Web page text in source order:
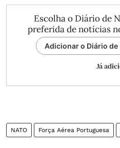
Escolha o Diário de
preferida de notícias
Adicionar o Diário
Já
NATO Força Aérea Portuguesa